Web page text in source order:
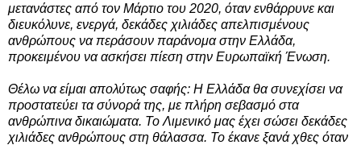
μετανάστες από τον Μάρτιο του 2020, όταν ενθάρρυνε και
διευκόλυνε, ενεργά, δεκάδες χιλιάδες απελπισμένους
ανθρώπους να περάσουν παράνομα στην Ελλάδα,
προκειμένου να ασκήσει πίεση στην Ευρωπαϊκή Ένωση.
Θέλω να είμαι απολύτως σαφής: Η Ελλάδα θα συνεχίσει να
προστατεύει τα σύνορά της, με πλήρη σεβασμό στα
ανθρώπινα δικαιώματα. To Λιμενικό μας έχει σώσει δεκάδες
χιλιάδες ανθρώπους στη θάλασσα. Το έκανε ξανά χθες όταν